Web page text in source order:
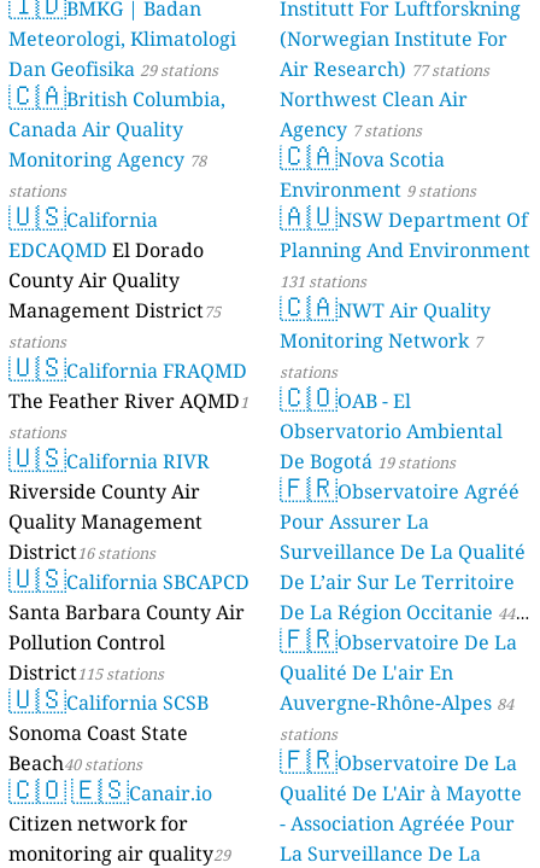
BMKG | Badan
Meteorologi, Klimatologi
Dan Geofisika 29 stations
🇨🇦British Columbia,
Canada Air Quality
Monitoring Agency 78
stations
🇺🇸California
EDCAQMD El Dorado
County Air Quality
Management District75
stations
🇺🇸California FRAQMD
The Feather River AQMD1
stations
🇺🇸California RIVR
Riverside County Air
Quality Management
District16 stations
🇺🇸California SBCAPCD
Santa Barbara County Air
Pollution Control
District115 stations
🇺🇸California SCSB
Sonoma Coast State
Beach40 stations
🇨🇴🇪🇸Canair.io
Citizen network for
monitoring air quality29
Institutt For Luftforskning
(Norwegian Institute For
Air Research) 77 stations
Northwest Clean Air
Agency 7 stations
🇨🇦Nova Scotia
Environment 9 stations
🇦🇺NSW Department Of
Planning And Environment
131 stations
🇨🇦NWT Air Quality
Monitoring Network 7
stations
🇨🇴OAB - El
Observatorio Ambiental
De Bogotá 19 stations
🇫🇷Observatoire Agréé
Pour Assurer La
Surveillance De La Qualité
De L’air Sur Le Territoire
De La Région Occitanie 44
stations
🇫🇷Observatoire De La
Qualité De L'air En
Auvergne-Rhône-Alpes 84
stations
🇫🇷Observatoire De La
Qualité De L'Air à Mayotte
- Association Agréée Pour
La Surveillance De La